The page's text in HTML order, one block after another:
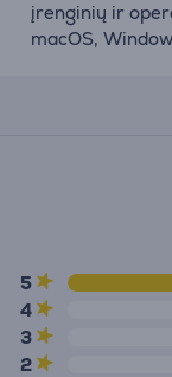
įrenginių ir
macOS,
5
4
3
2